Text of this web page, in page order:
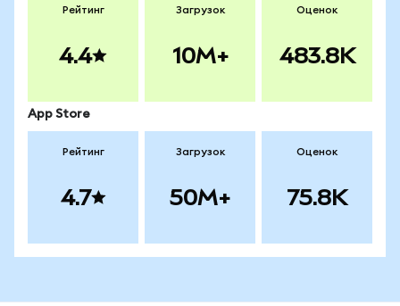
Рейтинг
4.4
Загрузок
10M+
Оценок
483.8K
App Store
Рейтинг
4.7
Загрузок
50M+
Оценок
75.8K